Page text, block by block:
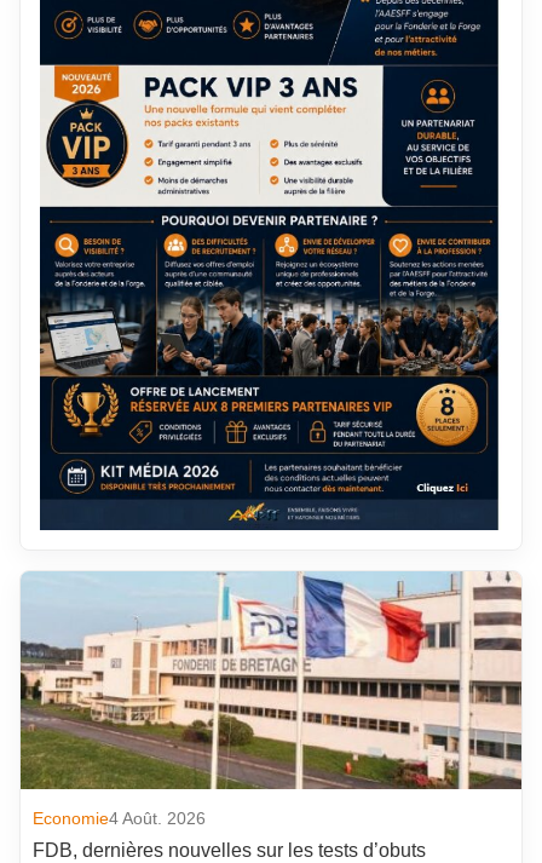
Economie4 Août. 2026
FDB, dernières nouvelles sur les tests d’obuts